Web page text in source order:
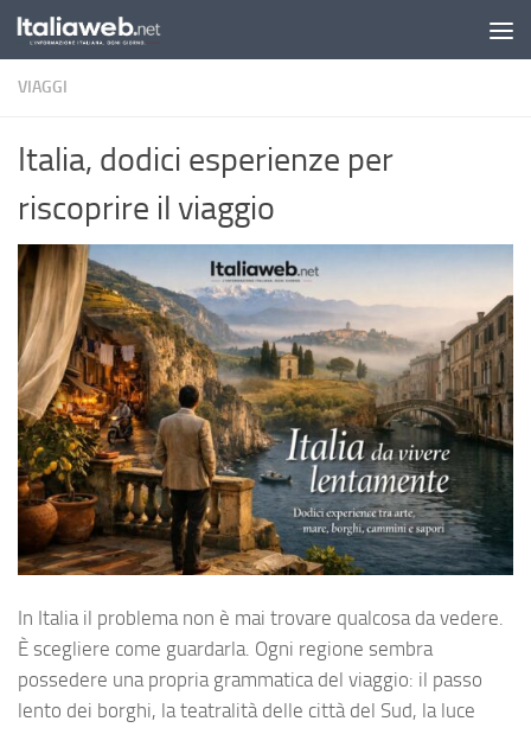
Sotto il contenuto
VIAGGI
Italia, dodici esperienze per
riscoprire il viaggio
In Italia il problema non è mai trovare qualcosa da vedere.
È scegliere come guardarla. Ogni regione sembra
possedere una propria grammatica del viaggio: il passo
lento dei borghi, la teatralità delle città del Sud, la luce